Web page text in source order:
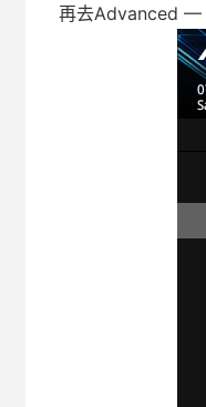
再去Advanced —